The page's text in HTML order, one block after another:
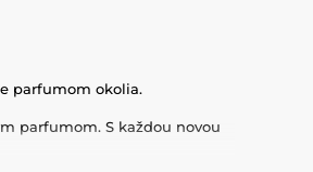
parfumom okolia.
parfumom. S každou novou